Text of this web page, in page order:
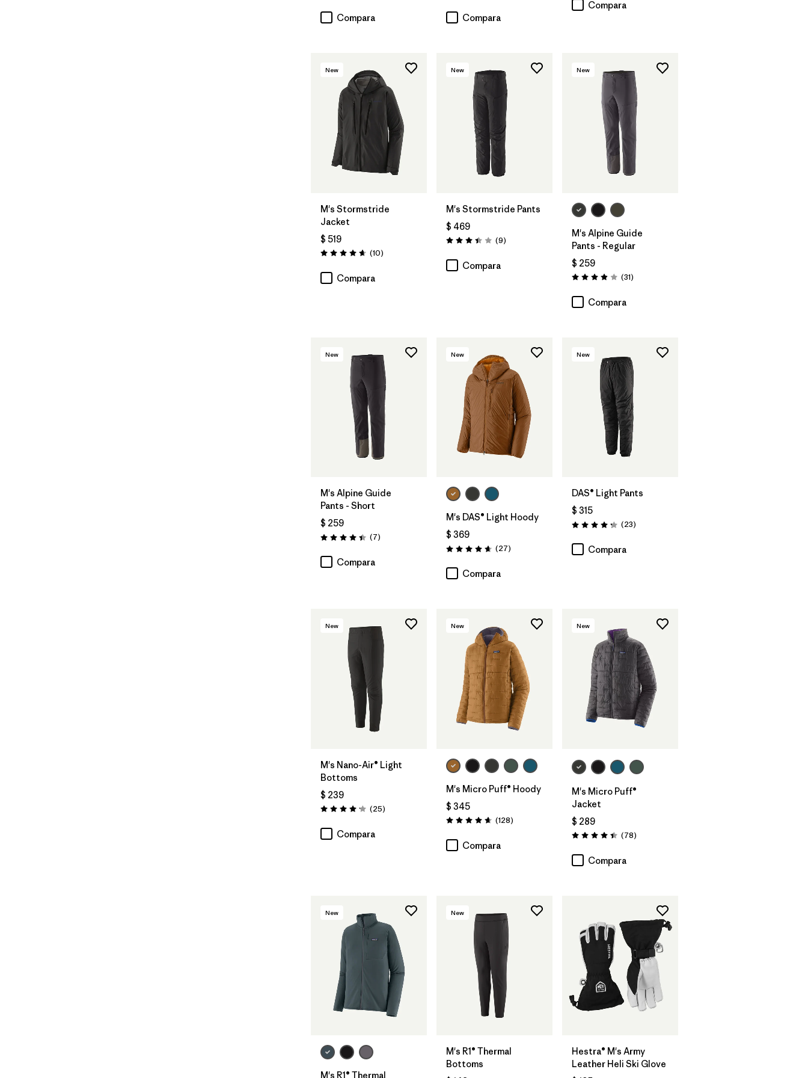
Compara Compara
Compara
New
M's Stormstride
Jacket
$ 519
Valoración: 4.7 / 5
(10Comentarios
)
Compara
New
M's Stormstride Pants
$ 469
Valoración: 3.4 / 5
(9Comentarios
)
Compara
New
M's Alpine Guide
Pants - Regular
$ 259
Valoración: 3.9 / 5
(31Comentarios
)
Compara
New
M's Alpine Guide
Pants - Short
$ 259
Valoración: 4.4 / 5
(7Comentarios
)
Compara
New
M's DAS® Light Hoody
$ 369
Valoración: 4.6 / 5
(27Comentarios
)
Compara
New
DAS® Light Pants
$ 315
Valoración: 4.2 / 5
(23Comentarios
)
Compara
New
M's Nano-Air® Light
Bottoms
$ 239
Valoración: 4.2 / 5
(25Comentarios
)
Compara
New
M's Micro Puff® Hoody
$ 345
Valoración: 4.6 / 5
(128Comentarios
)
Compara
New
M's Micro Puff®
Jacket
$ 289
Valoración: 4.4 / 5
(78Comentarios
)
Compara
New
M's R1® Thermal
New
M's R1® Thermal
Bottoms
Hestra® M's Army
Leather Heli Ski Glove